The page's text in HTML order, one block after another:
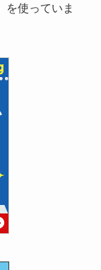
を使っていま